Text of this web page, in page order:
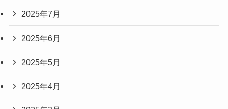
2025年7月
2025年6月
2025年5月
2025年4月